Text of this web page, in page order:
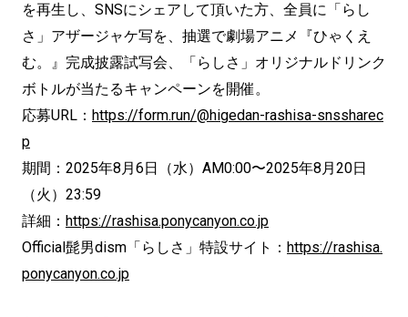
を再生し、SNSにシェアして頂いた方、全員に「らし
さ」アザージャケ写を、抽選で劇場アニメ『ひゃくえ
む。』完成披露試写会、「らしさ」オリジナルドリンク
ボトルが当たるキャンペーンを開催。
応募URL： https://form.run/@higedan-rashisa-snssharec
p
期間：2025年8月6日（水）AM0:00〜2025年8月20日
（火）23:59
詳細： https://rashisa.ponycanyon.co.jp
Official髭男dism「らしさ」特設サイト： https://rashisa.
ponycanyon.co.jp